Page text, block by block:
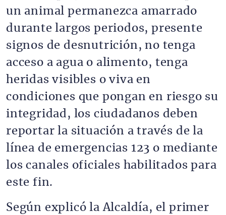
un animal permanezca amarrado
durante largos periodos, presente
signos de desnutrición, no tenga
acceso a agua o alimento, tenga
heridas visibles o viva en
condiciones que pongan en riesgo su
integridad, los ciudadanos deben
reportar la situación a través de la
línea de emergencias 123 o mediante
los canales oficiales habilitados para
este fin.
Según explicó la Alcaldía, el primer